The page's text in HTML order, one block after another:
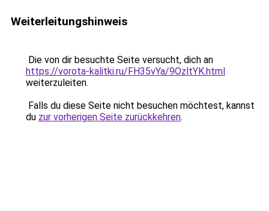
Weiterleitungshinweis
Die von dir besuchte Seite versucht, dich an
https://vorota-kalitki.ru/FH35vYa/9OzltYK.html
weiterzuleiten.
Falls du diese Seite nicht besuchen möchtest, kannst
du zur vorherigen Seite zurückkehren.